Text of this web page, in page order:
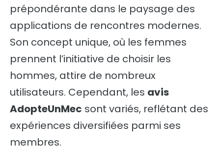
prépondérante dans le paysage des
applications de rencontres modernes.
Son concept unique, où les femmes
prennent l’initiative de choisir les
hommes, attire de nombreux
utilisateurs. Cependant, les avis
AdopteUnMec sont variés, reflétant des
expériences diversifiées parmi ses
membres.